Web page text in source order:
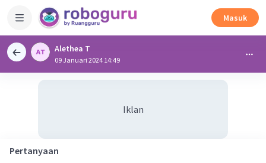
Masuk
Alethea T
09 Januari 2024 14:49
Iklan
Pertanyaan